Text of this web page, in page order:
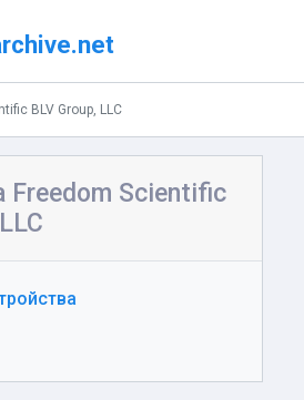
BLV Group, LLC
Freedom Scientific